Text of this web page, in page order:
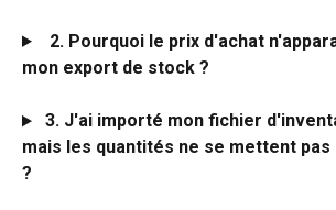
2. Pourquoi le prix d'achat
mon export de stock ?
3. J'ai importé mon fichier
mais les quantités ne se mettent pas
?